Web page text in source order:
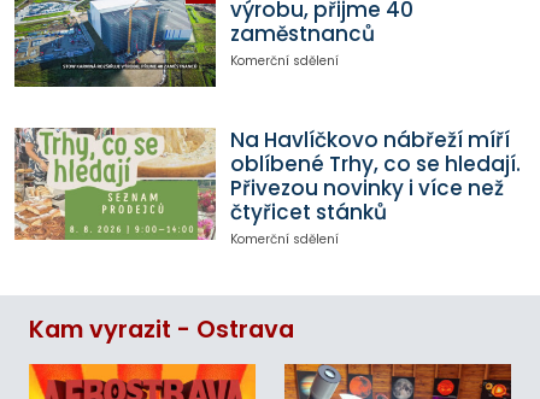
výrobu, přijme 40
zaměstnanců
Komerční sdělení
Na Havlíčkovo nábřeží míří
oblíbené Trhy, co se hledají.
Přivezou novinky i více než
čtyřicet stánků
Komerční sdělení
Kam vyrazit - Ostrava